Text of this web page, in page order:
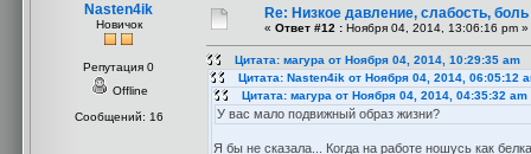
Nasten4ik
Новичок
Репутация 0
Offline
Сообщений: 16
Re: Низкое давление, слабость,
« Ответ #12 : Ноября 04, 2014, 13:06:16 pm »
Цитата: магура от Ноября 04, 2014, 10:29:35 am
Цитата: Nasten4ik от Ноября 04, 2014, 06:05:12
Цитата: магура от Ноября 04, 2014, 04:35:32 am
У вас мало подвижный образ жизни?
Я бы не сказала... Когда на работе ношусь как